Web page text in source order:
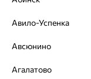
Авило-Успенка
Авсюнино
Агалатово